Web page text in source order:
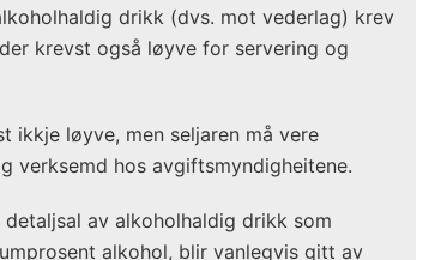
drikk (dvs. mot vederlag) krev
krevst også løyve for servering og
ikkje løyve, men seljaren må vere
verksemd hos avgiftsmyndigheitene.
av alkoholhaldig drikk som
alkohol, blir vanlegvis gitt av